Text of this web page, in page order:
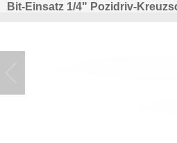
Bit-Einsatz 1/4" Pozidriv-